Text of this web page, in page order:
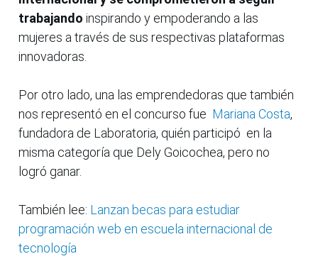
trabajando inspirando y empoderando a las
mujeres a través de sus respectivas plataformas
innovadoras.
Por otro lado, una las emprendedoras que también
nos representó en el concurso fue Mariana Costa,
fundadora de Laboratoria, quién participó en la
misma categoría que Dely Goicochea, pero no
logró ganar.
También lee: Lanzan becas para estudiar
programación web en escuela internacional de
tecnología